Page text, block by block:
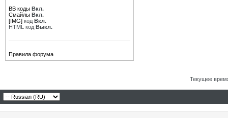
BB коды Вкл.
Смайлы Вкл.
[IMG] код Вкл.
HTML код Выкл.
Правила форума
Текущее